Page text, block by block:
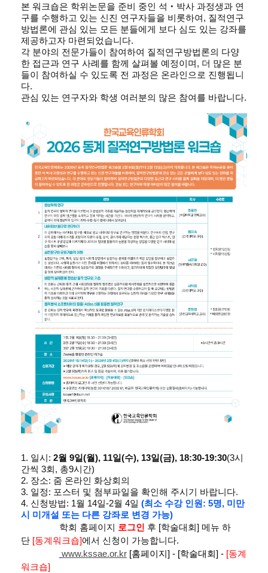
본 워크숍은 학위논문을 준비 중인 석‧박사 과정생과 연
구를 수행하고 있는 신진 연구자들을 비롯하여, 질적연구
방법론에 관심 있는 모든 분들에게 보다 심도 있는 강좌를
제공하고자 마련되었습니다.
각 분야의 전문가들이 참여하여 질적연구방법론의 다양
한 접근과 연구 사례를 함께 살펴볼 예정이며, 더 많은 분
들이 참여하실 수 있도록 전 과정은 온라인으로 진행됩니
다.
관심 있는 연구자와 학생 여러분의 많은 참여를 바랍니다.
1. 일시: 2월 9일(월), 11일(수), 13일(금), 18:30-19:30(3시
간씩 3회, 총9시간)
2. 장소: 줌 온라인 화상회의
3. 일정: 포스터 및 첨부파일을 확인해 주시기 바랍니다.
4. 신청방법: 1월 14일-2월 4일 (최소 수강 인원: 5명, 미만
시 미개설 또는 다른 강좌로 변경 가능)
학회 홈페이지 로그인 후 [학술대회] 메뉴 하
단 [동계워크숍]에서 신청이 가능합니다.
www.kssae.or.kr [홈페이지] - [학술대회] - [동계
워크숍]